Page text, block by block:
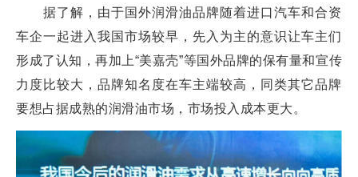
据了解，由于国外润滑油品牌随着进口汽车和合资
车企一起进入我国市场较早，先入为主的意识让车主们
形成了认知，再加上“美嘉壳”等国外品牌的保有量和宣传
力度比较大，品牌知名度在车主端较高，同类其它品牌
要想占据成熟的润滑油市场，市场投入成本更大。